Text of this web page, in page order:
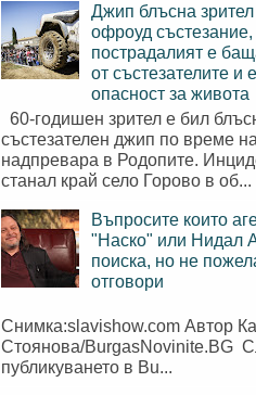
Джип блъсна
офроуд състезание,
пострадалият е
от състезателите и
опасност за живота
60-годишен зрител е бил
състезателен джип по време
надпревара в Родопите.
станал край село Горово в об...
Въпросите които
"Наско" или Нидал
поиска, но не
отговори
Снимка:slavishow.com Автор
Стоянова/BurgasNovinite.BG
публикуването в Bu...